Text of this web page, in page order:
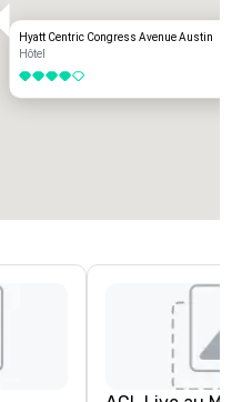
Hyatt Centric Congress Avenue Austin
Hôtel
4 sur 5